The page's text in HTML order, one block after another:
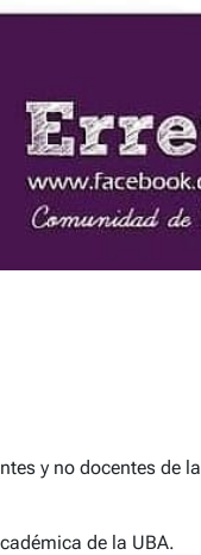
y no docentes de la
de la UBA.